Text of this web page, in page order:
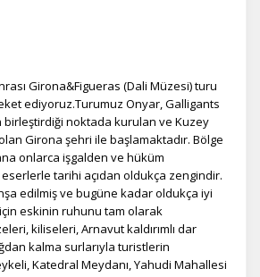
Girona&Figueras (Dali Müzesi) turu
ediyoruz.Turumuz Onyar, Galligants
noktada kurulan ve Kuzey
Girona şehri ile başlamaktadır. Bölge
onlarca işgalden ve hüküm
tarihi açıdan oldukça zengindir.
edilmiş ve bugüne kadar oldukça iyi
eskinin ruhunu tam olarak
kiliseleri, Arnavut kaldırımlı dar
kalma surlarıyla turistlerin
Katedral Meydanı, Yahudi Mahallesi